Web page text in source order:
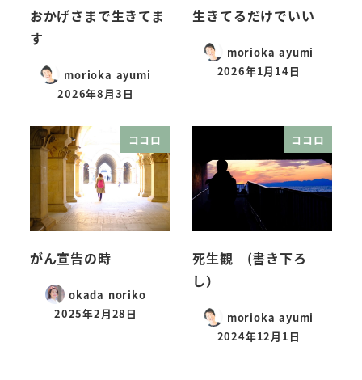
おかげさまで生きてま
す
morioka ayumi
2026年8月3日
生きてるだけでいい
morioka ayumi
2026年1月14日
ココロ
がん宣告の時
okada noriko
2025年2月28日
ココロ
死生観 (書き下ろ
し）
morioka ayumi
2024年12月1日